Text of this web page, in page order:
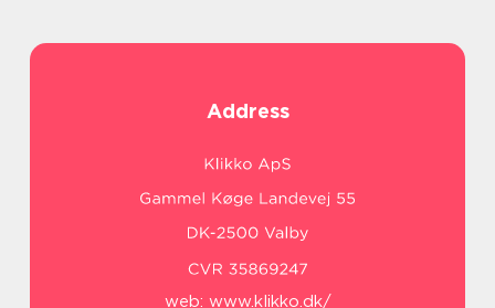
Address
web: www.klikko.dk/